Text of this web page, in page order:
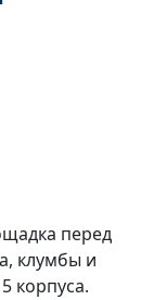
перед
клумбы и
корпуса.